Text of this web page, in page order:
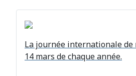
La journée internationale de
14 mars de chaque année.